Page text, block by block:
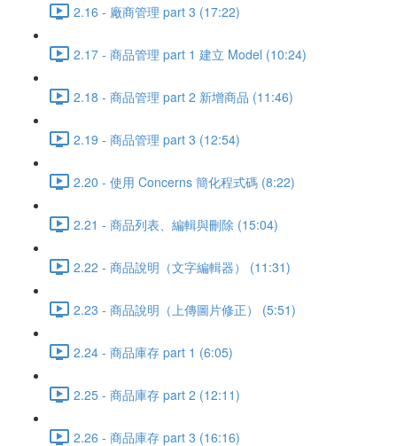
2.16 - 廠商管理 part 3 (17:22)
2.17 - 商品管理 part 1 建立 Model (10:24)
2.18 - 商品管理 part 2 新增商品 (11:46)
2.19 - 商品管理 part 3 (12:54)
2.20 - 使用 Concerns 簡化程式碼 (8:22)
2.21 - 商品列表、編輯與刪除 (15:04)
2.22 - 商品說明（文字編輯器） (11:31)
2.23 - 商品說明（上傳圖片修正） (5:51)
2.24 - 商品庫存 part 1 (6:05)
2.25 - 商品庫存 part 2 (12:11)
2.26 - 商品庫存 part 3 (16:16)